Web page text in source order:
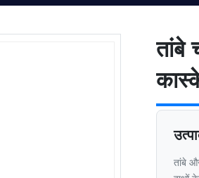
तांबे
तांबे